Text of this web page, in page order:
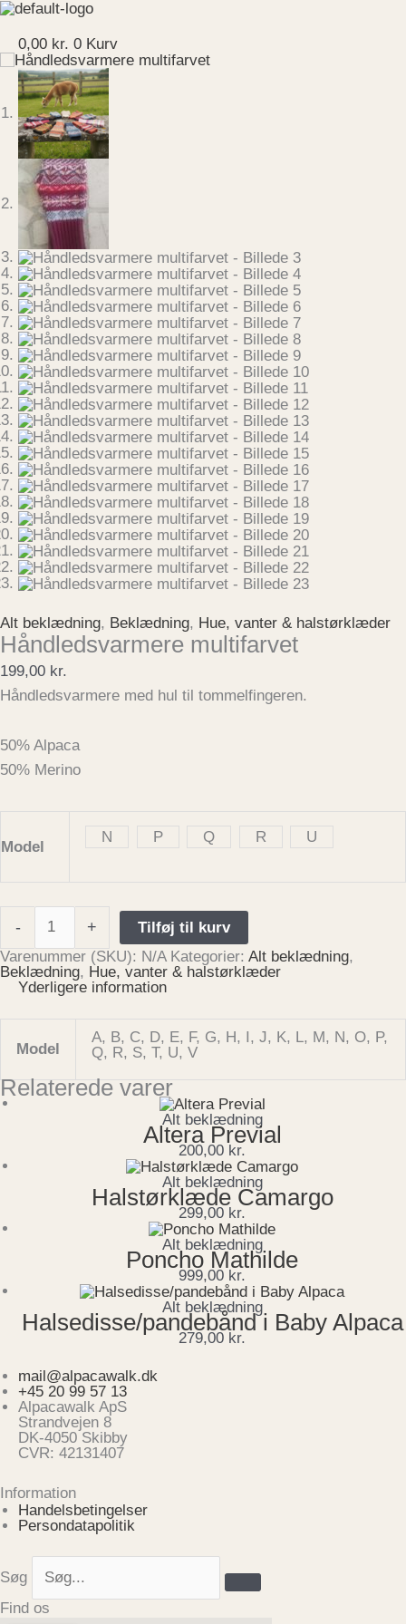
Gå
indholdet
0,00 kr. 0 Kurv
Alt beklædning, Beklædning, Hue, vanter & halstørklæder
Håndledsvarmere multifarvet
199,00 kr.
Håndledsvarmere med hul til tommelfingeren.
50% Alpaca
50% Merino
Model
N P Q R U
-
Håndledsvarmere
antal
+
Tilføj til kurv
Varenummer (SKU): N/A Kategorier: Alt beklædning,
Beklædning, Hue, vanter & halstørklæder
Yderligere information
Model
A, B, C, D, E, F, G, H, I, J, K, L, M, N, O, P,
Q, R, S, T, U, V
Relaterede varer
Alt beklædning
Altera Previal
200,00 kr.
Alt beklædning
Halstørklæde Camargo
299,00 kr.
Alt beklædning
Poncho Mathilde
999,00 kr.
Alt beklædning
Halsedisse/pandebånd i Baby Alpaca
279,00 kr.
mail@alpacawalk.dk
+45 20 99 57 13
Alpacawalk ApS
Strandvejen 8
DK-4050 Skibby
CVR: 42131407
Information
Handelsbetingelser
Persondatapolitik
Søg
Find os